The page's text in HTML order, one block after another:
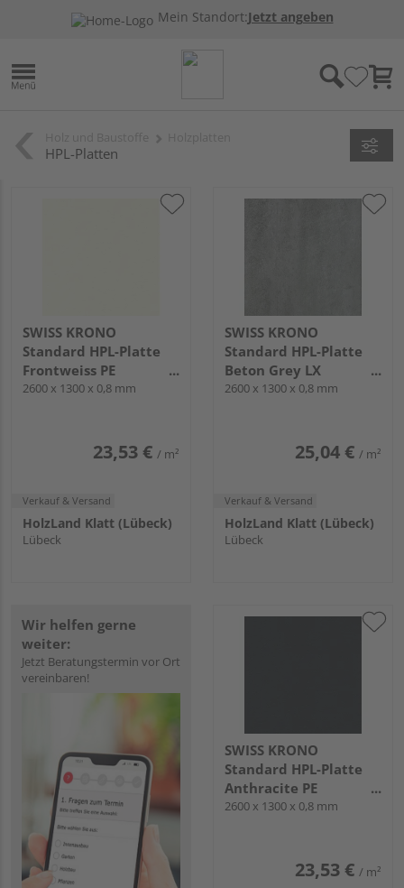
Mein Standort:Jetzt angeben
HPL-Platten
SWISS KRONO
Standard HPL-Platte
Frontweiss PE
2600x1300x0.8mm
2600 x 1300 x 0,8 mm
23,53 € / m²
Verkauf & Versand
HolzLand Klatt (Lübeck)
Lübeck
SWISS KRONO
Standard HPL-Platte
Beton Grey LX
2600x1300x0.8mm
2600 x 1300 x 0,8 mm
25,04 € / m²
Verkauf & Versand
HolzLand Klatt (Lübeck)
Lübeck
Wir helfen gerne
weiter:
Jetzt Beratungstermin vor Ort
vereinbaren!
SWISS KRONO
Standard HPL-Platte
Anthracite PE
2600x1300x0.8mm
2600 x 1300 x 0,8 mm
23,53 € / m²